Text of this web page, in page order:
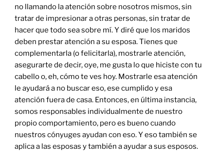
no llamando la atención sobre nosotros mismos, sin
tratar de impresionar a otras personas, sin tratar de
hacer que todo sea sobre mí. Y diré que los maridos
deben prestar atención a su esposa. Tienes que
complementarla (o felicitarla), mostrarle atención,
asegurarte de decir, oye, me gusta lo que hiciste con tu
cabello o, eh, cómo te ves hoy. Mostrarle esa atención
le ayudará a no buscar eso, ese cumplido y esa
atención fuera de casa. Entonces, en última instancia,
somos responsables individualmente de nuestro
propio comportamiento, pero es bueno cuando
nuestros cónyuges ayudan con eso. Y eso también se
aplica a las esposas y también a ayudar a sus esposos.